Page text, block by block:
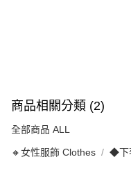
商品相關分類 (2)
全部商品 ALL
🔸女性服飾 Clothes ◆下